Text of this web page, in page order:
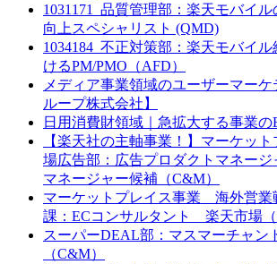
1031171_品質管理部：楽天モバイル
向上スペシャリスト (QMD)
1034184_不正対策部：楽天モバイ
けるPM/PMO（AFD）
メディア事業領域のユーザーマー
ループ株式会社】
日用消費財領域｜急拡大する事業
【楽天社の主軸事業！】マーケッ
場広告部：広告プロダクトマネー
マネージャー候補（C&M）
マーケットプレイス事業 海外営
課：ECコンサルタント 楽天市場（
スーパーDEAL部：マスマーチャン
（C&M）